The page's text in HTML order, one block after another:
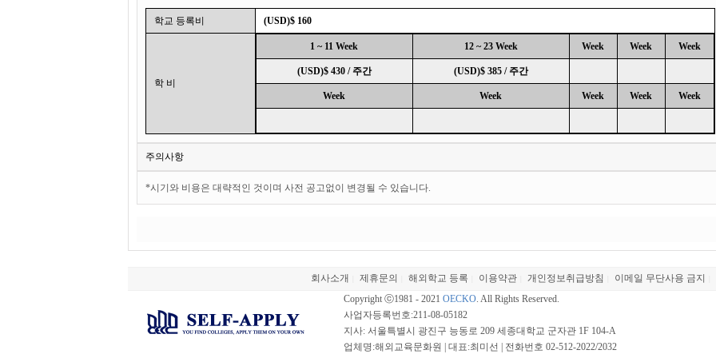
학교 등록비 (USD)$ 160
학 비
1 ~ 11 Week 12 ~ 23 Week Week Week Week
(USD)$ 430 / 주간 (USD)$ 385 / 주간
Week Week Week Week Week
주의사항
*시기와 비용은 대략적인 것이며 사전 공고없이 변경될 수 있습니다.
회사소개 제휴문의 해외학교 등록 이용약관 개인정보취급방침 이메일 무단사용 금지
Copyright ⓒ1981 - 2021 OECKO. All Rights Reserved.
사업자등록번호:211-08-05182
지사: 서울특별시 광진구 능동로 209 세종대학교 군자관 1F 104-A
업체명:해외교육문화원 | 대표:최미선 | 전화번호 02-512-2022/2032